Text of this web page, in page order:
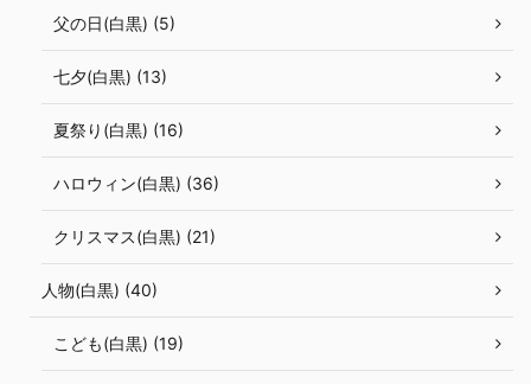
父の日(白黒) (5)
七夕(白黒) (13)
夏祭り(白黒) (16)
ハロウィン(白黒) (36)
クリスマス(白黒) (21)
人物(白黒) (40)
こども(白黒) (19)